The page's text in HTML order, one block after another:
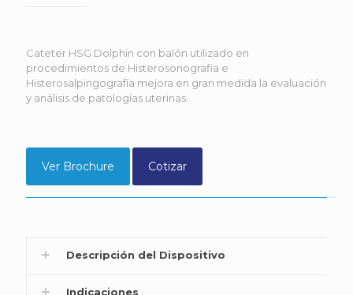
Cateter HSG Dolphin con balón utilizado en
procedimientos de Histerosonografia e
Histerosalpingografía mejora en gran medida la evaluación
y análisis de patologías uterinas.
Ver Brochure Cotizar
Descripción del Dispositivo
Indicaciones